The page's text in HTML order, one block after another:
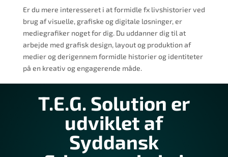
Er du mere interesseret i at formidle fx livshistorier ved
brug af visuelle, grafiske og digitale løsninger, er
mediegrafiker noget for dig. Du uddanner dig til at
arbejde med grafisk design, layout og produktion af
medier og derigennem formidle historier og identiteter
på en kreativ og engagerende måde.
T.E.G. Solution er
udviklet af
Syddansk